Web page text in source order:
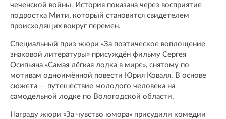
чеченской войны. История показана через восприятие
подростка Мити, который становится свидетелем
происходящих вокруг перемен.
Специальный приз жюри «За поэтическое воплощение
знаковой литературы» присуждён фильму Сергея
Осипьяна «Самая лёгкая лодка в мире», снятому по
мотивам одноимённой повести Юрия Коваля. В основе
сюжета — путешествие молодого человека на
самодельной лодке по Вологодской области.
Награду жюри «За чувство юмора» присудили комедии